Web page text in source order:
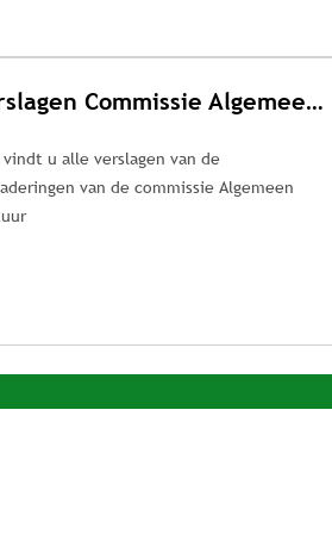
Verslagen Commissie Algemeen Bestuur
vindt u alle verslagen van de
van de commissie Algemeen